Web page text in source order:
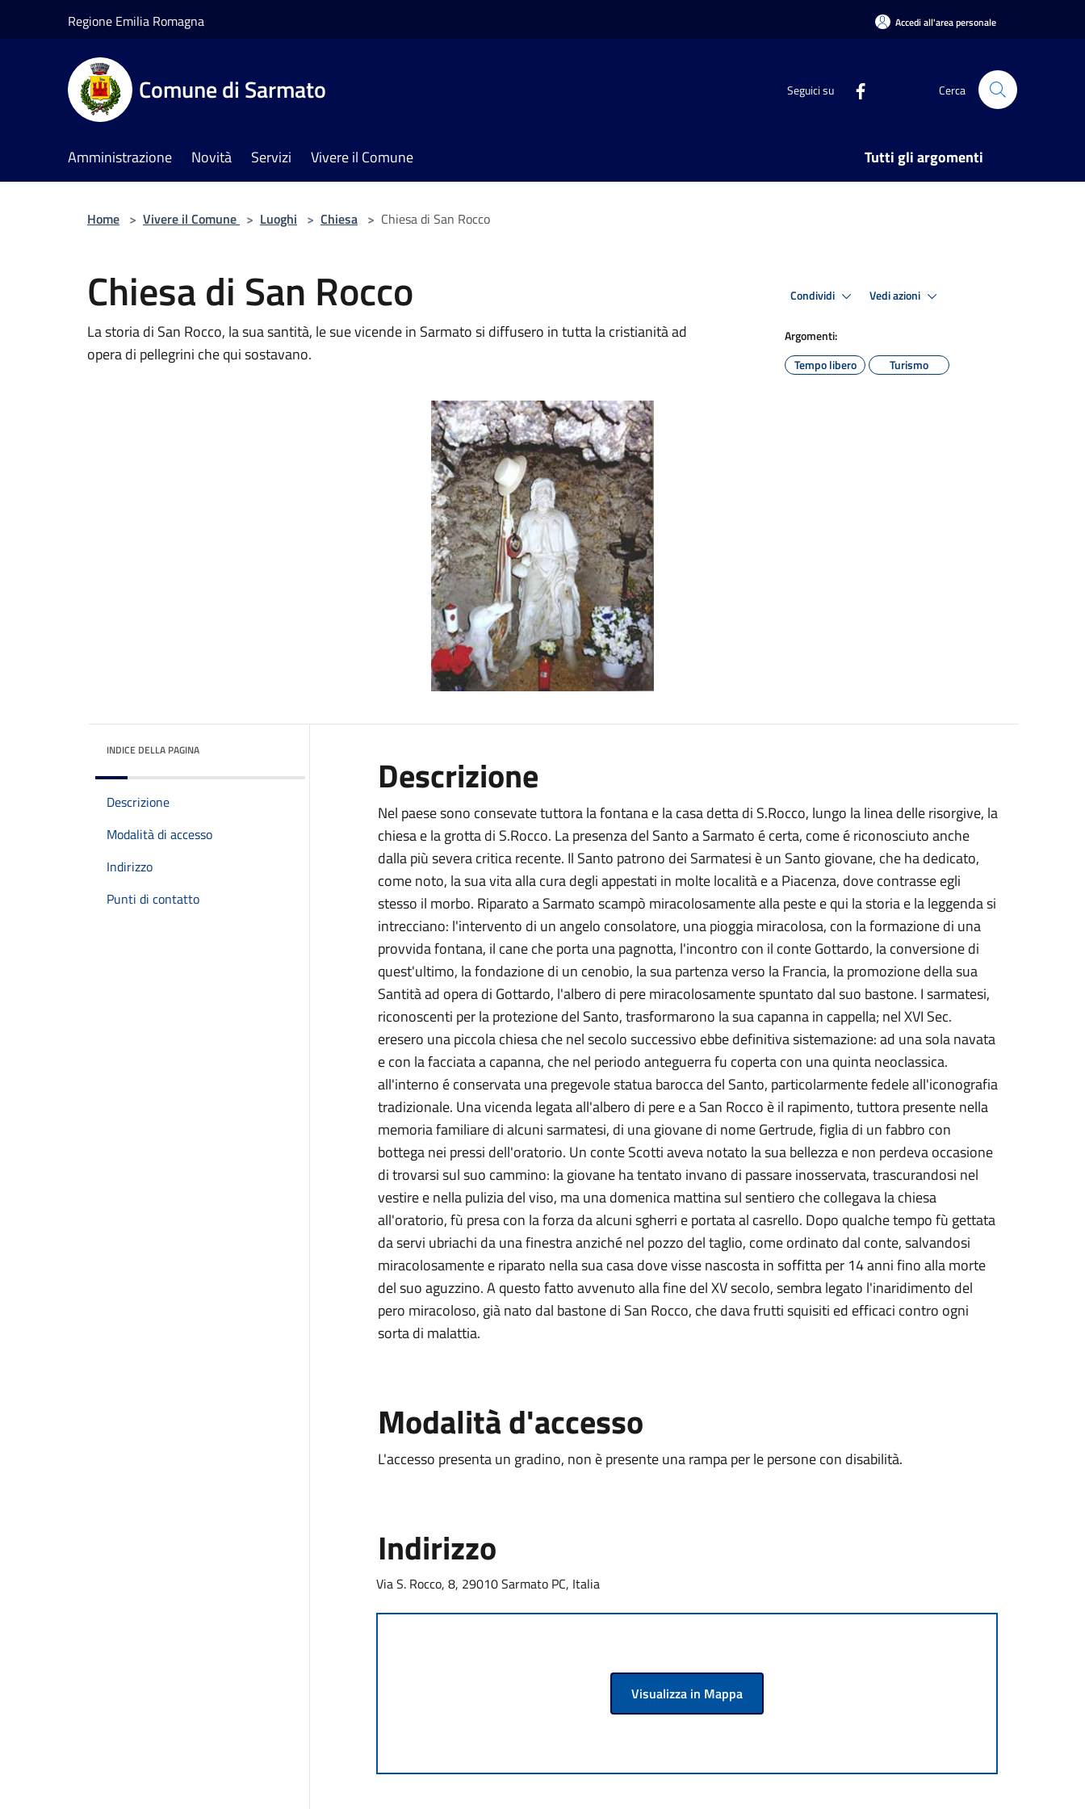
Regione Emilia Romagna Accedi all'area personale
Comune di Sarmato Seguici su Cerca
Amministrazione Novità Servizi Vivere il Comune Tutti gli argomenti
Home > Vivere il Comune > Luoghi > Chiesa > Chiesa di San Rocco
Chiesa di San Rocco
La storia di San Rocco, la sua santità, le sue vicende in Sarmato si diffusero in tutta la cristianità ad
opera di pellegrini che qui sostavano.
Condividi Vedi azioni
Argomenti:
Tempo libero
Turismo
INDICE DELLA PAGINA
Descrizione
Modalità di accesso
Indirizzo
Punti di contatto
Descrizione
Nel paese sono consevate tuttora la fontana e la casa detta di S.Rocco, lungo la linea delle risorgive, la
chiesa e la grotta di S.Rocco. La presenza del Santo a Sarmato é certa, come é riconosciuto anche
dalla più severa critica recente. Il Santo patrono dei Sarmatesi è un Santo giovane, che ha dedicato,
come noto, la sua vita alla cura degli appestati in molte località e a Piacenza, dove contrasse egli
stesso il morbo. Riparato a Sarmato scampò miracolosamente alla peste e qui la storia e la leggenda si
intrecciano: l'intervento di un angelo consolatore, una pioggia miracolosa, con la formazione di una
provvida fontana, il cane che porta una pagnotta, l'incontro con il conte Gottardo, la conversione di
quest'ultimo, la fondazione di un cenobio, la sua partenza verso la Francia, la promozione della sua
Santità ad opera di Gottardo, l'albero di pere miracolosamente spuntato dal suo bastone. I sarmatesi,
riconoscenti per la protezione del Santo, trasformarono la sua capanna in cappella; nel XVI Sec.
eresero una piccola chiesa che nel secolo successivo ebbe definitiva sistemazione: ad una sola navata
e con la facciata a capanna, che nel periodo anteguerra fu coperta con una quinta neoclassica.
all'interno é conservata una pregevole statua barocca del Santo, particolarmente fedele all'iconografia
tradizionale. Una vicenda legata all'albero di pere e a San Rocco è il rapimento, tuttora presente nella
memoria familiare di alcuni sarmatesi, di una giovane di nome Gertrude, figlia di un fabbro con
bottega nei pressi dell'oratorio. Un conte Scotti aveva notato la sua bellezza e non perdeva occasione
di trovarsi sul suo cammino: la giovane ha tentato invano di passare inosservata, trascurandosi nel
vestire e nella pulizia del viso, ma una domenica mattina sul sentiero che collegava la chiesa
all'oratorio, fù presa con la forza da alcuni sgherri e portata al casrello. Dopo qualche tempo fù gettata
da servi ubriachi da una finestra anziché nel pozzo del taglio, come ordinato dal conte, salvandosi
miracolosamente e riparato nella sua casa dove visse nascosta in soffitta per 14 anni fino alla morte
del suo aguzzino. A questo fatto avvenuto alla fine del XV secolo, sembra legato l'inaridimento del
pero miracoloso, già nato dal bastone di San Rocco, che dava frutti squisiti ed efficaci contro ogni
sorta di malattia.
Modalità d'accesso
L'accesso presenta un gradino, non è presente una rampa per le persone con disabilità.
Indirizzo
Via S. Rocco, 8, 29010 Sarmato PC, Italia
Visualizza in Mappa